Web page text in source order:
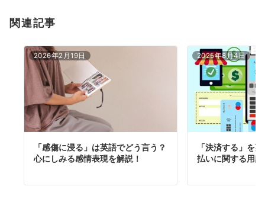
関連記事
2026年2月19日
「感傷に浸る」は英語でどう言う？
心にしみる感情表現を解説！
2025年8月4日
「決済する」を
払いに関する用